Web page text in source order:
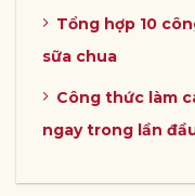
Tổng hợp 10
sữa chua
Công thức làm
ngay trong lần